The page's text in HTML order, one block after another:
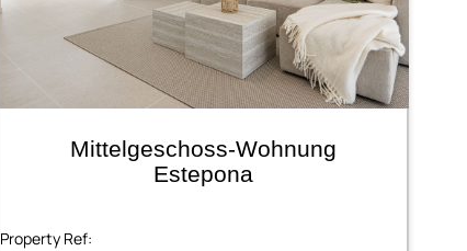
Mittelgeschoss-Wohnung
Estepona
Property Ref: